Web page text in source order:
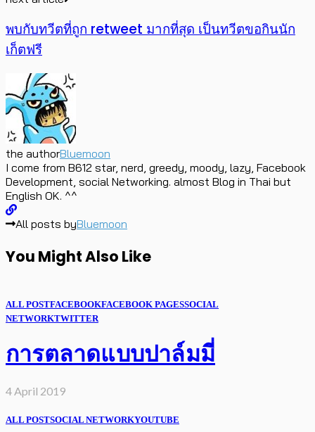
พบกับทวีตที่ถูก retweet มากที่สุด เป็นทวีตขอกินนัก
เก็ตฟรี
the authorBluemoon
I come from B612 star, nerd, greedy, moody, lazy, Facebook
Development, social Networking. almost Blog in Thai but
English OK. ^^
All posts byBluemoon
You Might Also Like
ALL POSTFACEBOOKFACEBOOK PAGESSOCIAL
NETWORKTWITTER
การตลาดแบบปาล์มมี่
4 April 2019
ALL POSTSOCIAL NETWORKYOUTUBE